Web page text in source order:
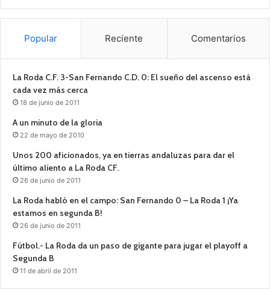
Popular Reciente Comentarios
La Roda C.F. 3-San Fernando C.D. 0: El sueño del ascenso está
cada vez más cerca
18 de junio de 2011
A un minuto de la gloria
22 de mayo de 2010
Unos 200 aficionados, ya en tierras andaluzas para dar el
último aliento a La Roda CF.
26 de junio de 2011
La Roda habló en el campo: San Fernando 0 – La Roda 1 ¡Ya
estamos en segunda B!
26 de junio de 2011
Fútbol.- La Roda da un paso de gigante para jugar el playoff a
Segunda B
11 de abril de 2011